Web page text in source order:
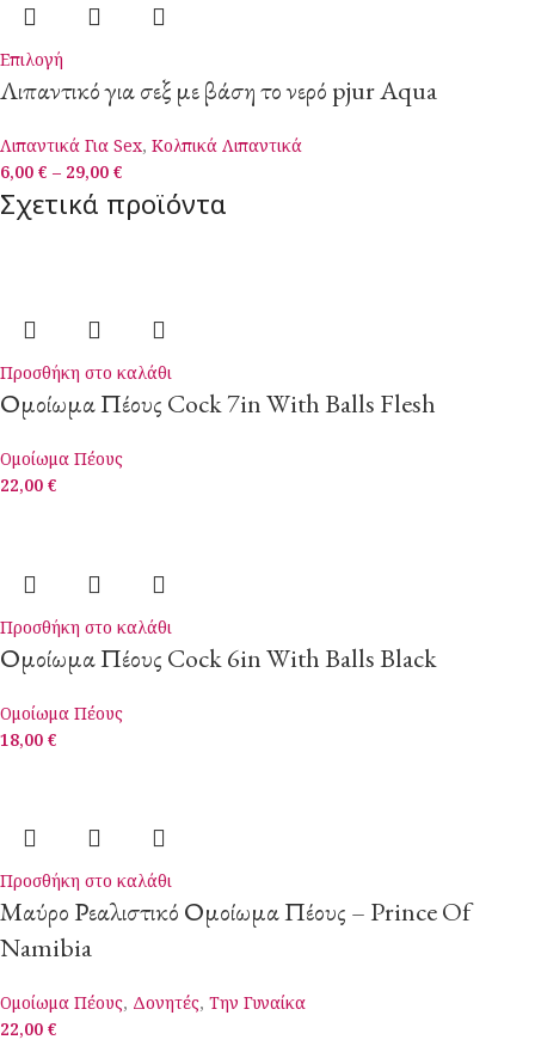
Επιλογή
Λιπαντικό για σεξ με βάση το νερό pjur Aqua
Λιπαντικά Για Sex, Κολπικά Λιπαντικά
6,00 € – 29,00 €
Σχετικά προϊόντα
Προσθήκη στο καλάθι
Ομοίωμα Πέους Cock 7in With Balls Flesh
Ομοίωμα Πέους
22,00 €
Προσθήκη στο καλάθι
Ομοίωμα Πέους Cock 6in With Balls Black
Ομοίωμα Πέους
18,00 €
Προσθήκη στο καλάθι
Μαύρο Ρεαλιστικό Ομοίωμα Πέους – Prince Of
Namibia
Ομοίωμα Πέους, Δονητές, Την Γυναίκα
22,00 €